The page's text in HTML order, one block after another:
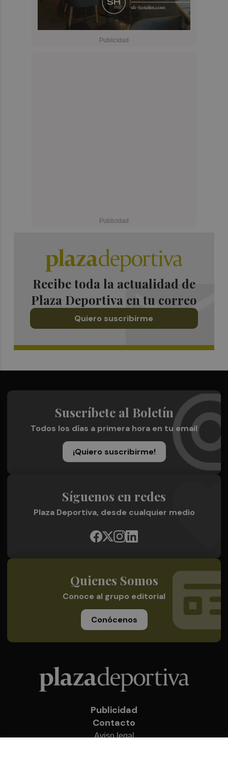
Recibe toda la actualidad de
Plaza Deportiva en tu correo
Quiero suscribirme
Suscríbete al Boletín
Todos los días a primera hora en tu email
¡Quiero suscribirme!
Síguenos en redes
Plaza Deportiva, desde cualquier medio
Quienes Somos
Conoce al grupo editorial
Conócenos
Publicidad
Contacto
Aviso legal